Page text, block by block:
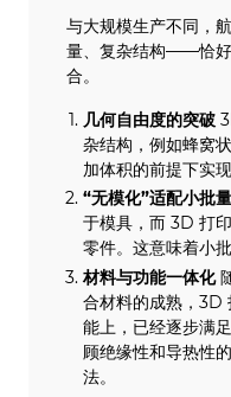
与大规模生产不同，
量、复杂结构——恰
合。
几何自由度的突破
杂结构，例如蜂窝
加体积的前提下实
“无模化”适配小批量
于模具，而 3D 打
零件。这意味着小
材料与功能一体化
合材料的成熟，3D
能上，已经逐步满
顾绝缘性和导热性
法。